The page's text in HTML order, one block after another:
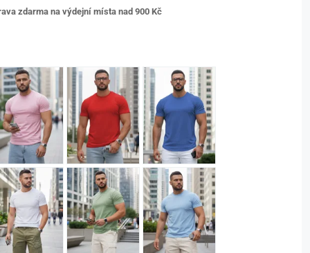
zdarma na výdejní místa nad 900 Kč